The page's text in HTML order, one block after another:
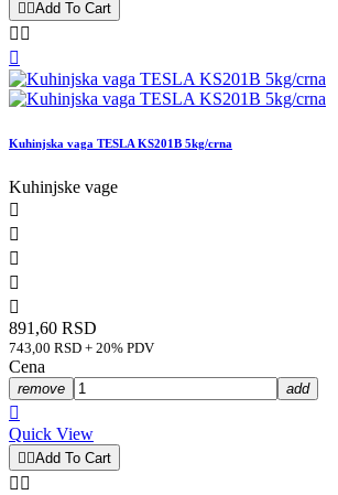
 Add To Cart
 

Kuhinjska vaga TESLA KS201B 5kg/crna
Kuhinjske vage





891,60 RSD
743,00 RSD + 20% PDV
Cena
remove add

Quick View
 Add To Cart
 